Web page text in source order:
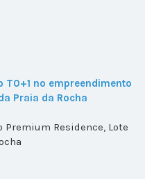
T0+1 no empreendimento
Praia da Rocha
Premium Residence, Lote